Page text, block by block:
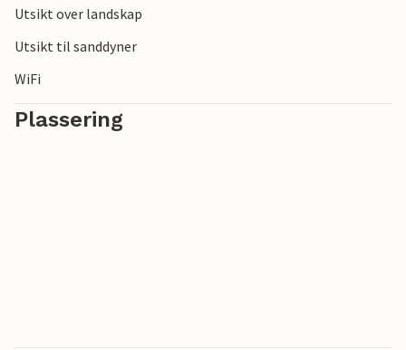
Utsikt over landskap
Utsikt til sanddyner
WiFi
Plassering